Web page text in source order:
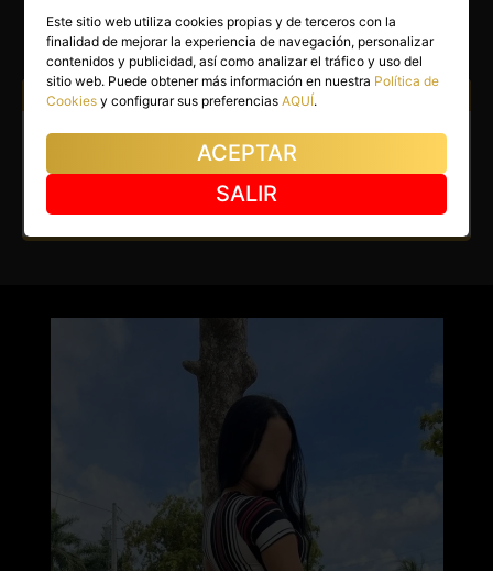
Cartagena(Murcia)
(1)
Atiendo a: Hombres
Escort en Cartagena. Dulce y
muy cariñosa.
Este sitio web utiliza cookies propias y de terceros con la
finalidad de mejorar la experiencia de navegación, personalizar
contenidos y publicidad, así como analizar el tráfico y uso del
sitio web. Puede obtener más información en nuestra Política de
Cookies y configurar sus preferenciasAQUÍ.
ACEPTAR
SALIR